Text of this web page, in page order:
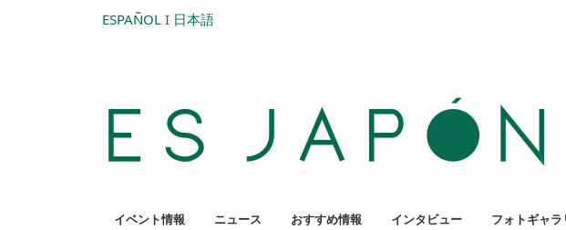
ESPAÑOL I 日本語
イベント情報 ニュース おすすめ情報 インタビュー フォトギャラ